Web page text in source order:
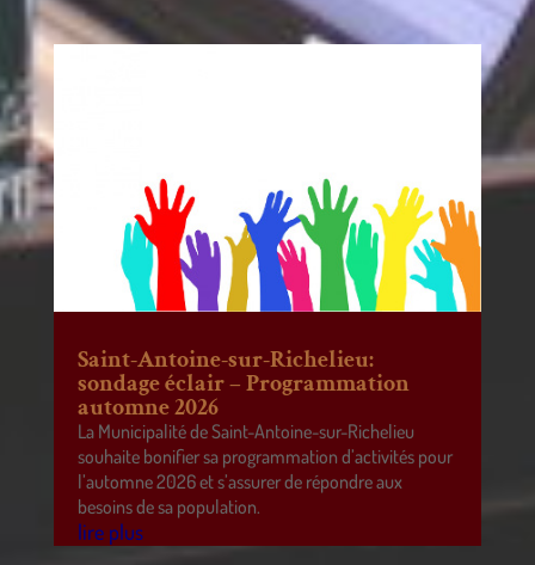
Saint-Antoine-sur-Richelieu:
sondage éclair – Programmation
automne 2026
La Municipalité de Saint-Antoine-sur-Richelieu
souhaite bonifier sa programmation d’activités pour
l’automne 2026 et s’assurer de répondre aux
besoins de sa population.
lire plus